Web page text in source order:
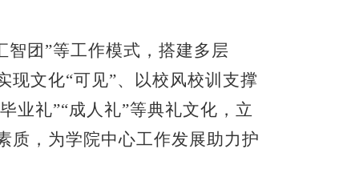
智团”等工作模式，搭建多层
现文化“可见”、以校风校训支撑
业礼”“成人礼”等典礼文化，立
质，为学院中心工作发展助力护